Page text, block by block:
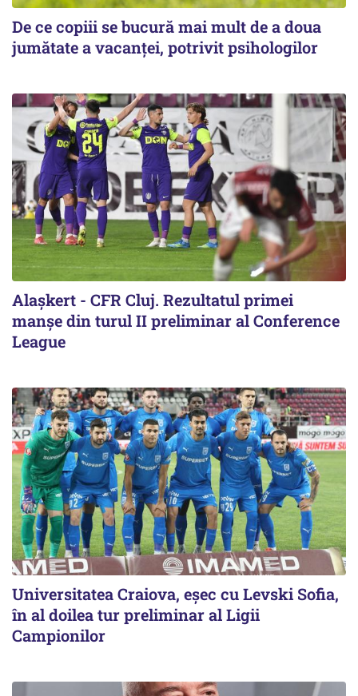
De ce copiii se bucură mai mult de a doua
jumătate a vacanței, potrivit psihologilor
Alaşkert - CFR Cluj. Rezultatul primei
manșe din turul II preliminar al Conference
League
Universitatea Craiova, eșec cu Levski Sofia,
în al doilea tur preliminar al Ligii
Campionilor